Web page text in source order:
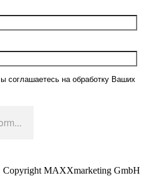
соглашаетесь на обработку Ваших
Copyright MAXXmarketing GmbH